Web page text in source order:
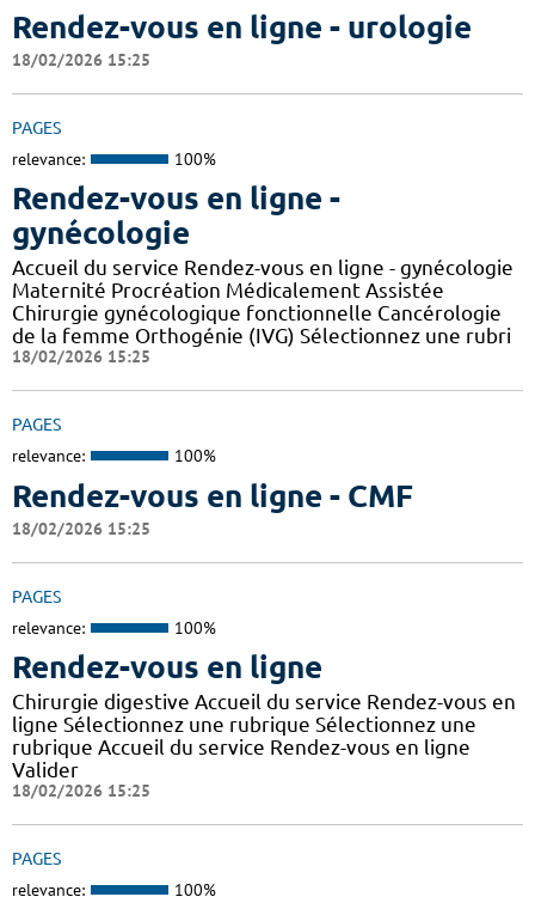
Rendez-vous en ligne - urologie
18/02/2026 15:25
PAGES
relevance: 100%
Rendez-vous en ligne -
gynécologie
Accueil du service Rendez-vous en ligne - gynécologie
Maternité Procréation Médicalement Assistée
Chirurgie gynécologique fonctionnelle Cancérologie
de la femme Orthogénie (IVG) Sélectionnez une rubri
18/02/2026 15:25
PAGES
relevance: 100%
Rendez-vous en ligne - CMF
18/02/2026 15:25
PAGES
relevance: 100%
Rendez-vous en ligne
Chirurgie digestive Accueil du service Rendez-vous en
ligne Sélectionnez une rubrique Sélectionnez une
rubrique Accueil du service Rendez-vous en ligne
Valider
18/02/2026 15:25
PAGES
relevance: 100%